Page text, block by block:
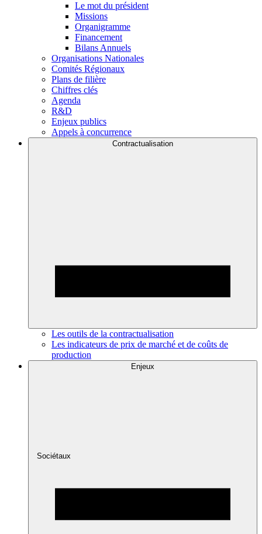
Le mot du président
Missions
Organigramme
Financement
Bilans Annuels
Organisations Nationales
Comités Régionaux
Plans de filière
Chiffres clés
Agenda
R&D
Enjeux publics
Appels à concurrence
Contractualisation
Les outils de la contractualisation
Les indicateurs de prix de marché et de coûts de
production
Enjeux
Sociétaux